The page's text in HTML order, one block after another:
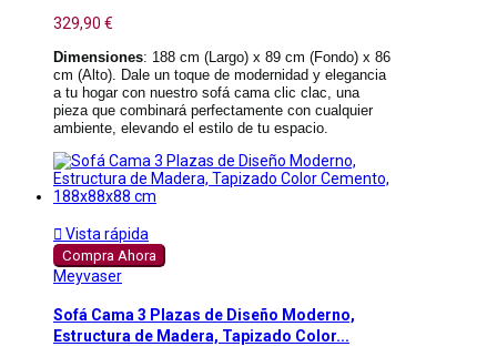
329,90 €
Dimensiones: 188 cm (Largo) x 89 cm (Fondo) x 86
cm (Alto). Dale un toque de modernidad y elegancia
a tu hogar con nuestro sofá cama clic clac, una
pieza que combinará perfectamente con cualquier
ambiente, elevando el estilo de tu espacio.
 Vista rápida
Compra Ahora
Meyvaser
Sofá Cama 3 Plazas de Diseño Moderno,
Estructura de Madera, Tapizado Color...